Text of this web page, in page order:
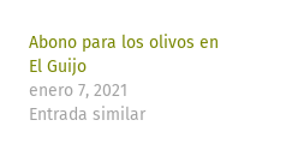
Abono para los olivos en
El Guijo
enero 7, 2021
Entrada similar